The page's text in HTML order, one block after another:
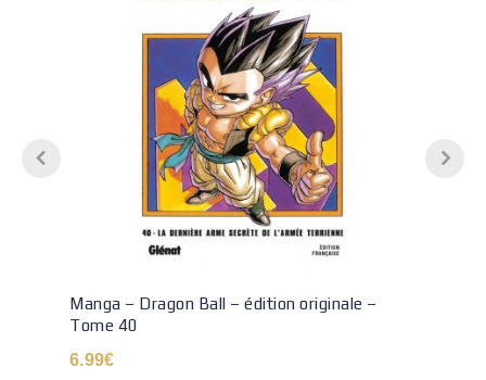
Manga – Dragon Ball – édition originale –
Tome 40
6.99€